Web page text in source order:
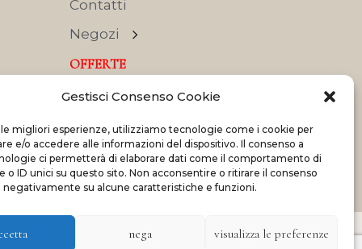
Gestisci Consenso Cookie
migliori esperienze, utilizziamo tecnologie come i cookie per
e/o accedere alle informazioni del dispositivo. Il consenso a
ci permetterà di elaborare dati come il comportamento di
o ID unici su questo sito. Non acconsentire o ritirare il consenso
negativamente su alcune caratteristiche e funzioni.
nega visualizza le preferenze
Contatti
Negozi
OFFERTE
Made with and byShadApps